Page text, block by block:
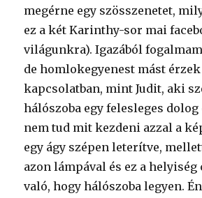
megérne egy szösszenetet,
ez a két Karinthy-sor mai
világunkra). Igazából
de homlokegyenest mást
kapcsolatban, mint Judit, aki
hálószoba egy felesleges
nem tud mit kezdeni azzal a
egy ágy szépen leterítve,
azon lámpával és ez a
való, hogy hálószoba legyen.